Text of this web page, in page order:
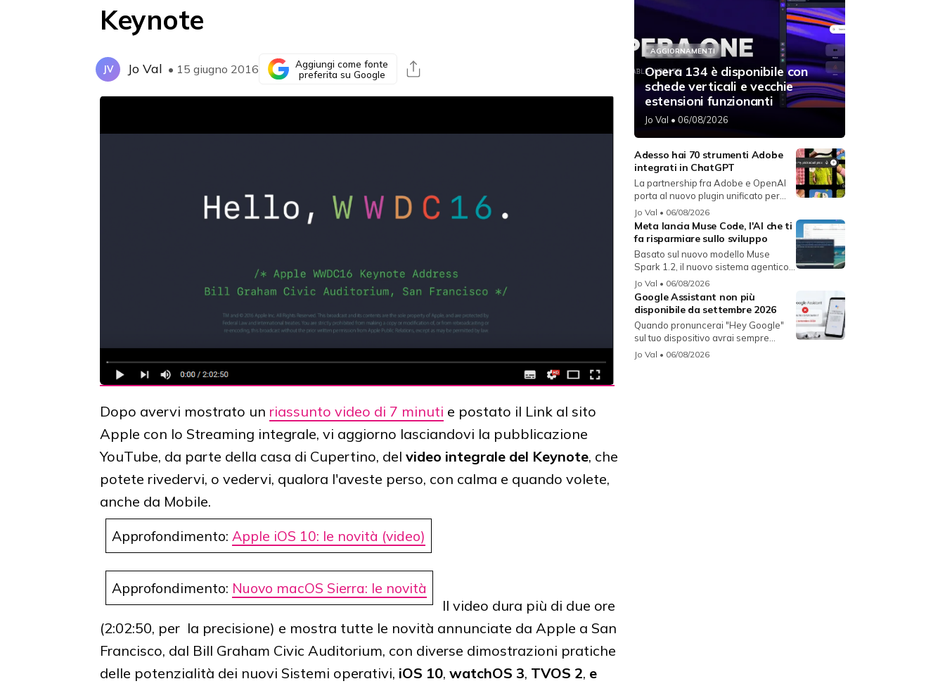
Keynote
JV Jo Val • 15 giugno 2016
Aggiungi come fonte
preferita su Google
Dopo avervi mostrato un riassunto video di 7 minuti e postato il Link al sito
Apple con lo Streaming integrale, vi aggiorno lasciandovi la pubblicazione
YouTube, da parte della casa di Cupertino, del video integrale del Keynote, che
potete rivedervi, o vedervi, qualora l'aveste perso, con calma e quando volete,
anche da Mobile.
Approfondimento: Apple iOS 10: le novità (video)
Approfondimento: Nuovo macOS Sierra: le novità
Il video dura più di due ore
(2:02:50, per la precisione) e mostra tutte le novità annunciate da Apple a San
Francisco, dal Bill Graham Civic Auditorium, con diverse dimostrazioni pratiche
delle potenzialità dei nuovi Sistemi operativi, iOS 10, watchOS 3, TVOS 2, e
AGGIORNAMENTI
Opera 134 è disponibile con
schede verticali e vecchie
estensioni funzionanti
Jo Val • 06/08/2026
Adesso hai 70 strumenti Adobe
integrati in ChatGPT
La partnership fra Adobe e OpenAI
porta al nuovo plugin unificato per...
Jo Val • 06/08/2026
Meta lancia Muse Code, l'AI che ti
fa risparmiare sullo sviluppo
Basato sul nuovo modello Muse
Spark 1.2, il nuovo sistema agentico
fun...
Jo Val • 06/08/2026
Google Assistant non più
disponibile da settembre 2026
Quando pronuncerai "Hey Google"
sul tuo dispositivo avrai sempre
Gemin...
Jo Val • 06/08/2026